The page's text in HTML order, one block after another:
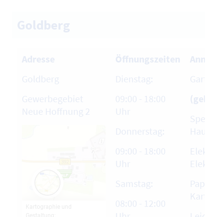
Adresse
Goldberg
Gewerbegebiet
Neue Hoffnung 2
Öffnungszeiten
Dienstag:
09:00 - 18:00
Uhr
Donnerstag:
09:00 - 18:00
Uhr
Samstag:
08:00 - 12:00